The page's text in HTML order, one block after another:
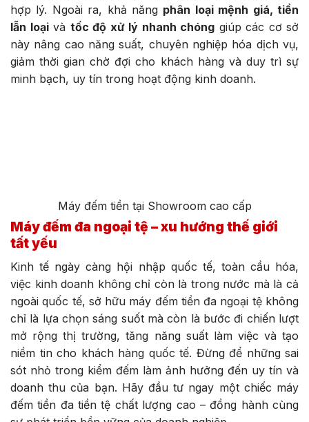
hợp lý. Ngoài ra, khả năng phân loại mệnh giá, tiền
lẫn loạivà tốc độ xử lý nhanh chóng giúp các cơ sở
này nâng cao năng suất, chuyên nghiệp hóa dịch vụ,
giảm thời gian chờ đợi cho khách hàng và duy trì sự
minh bạch, uy tín trong hoạt động kinh doanh.
Máy đếm tiền tại Showroom cao cấp
Máy đếm đa ngoại tệ – xu hướng thế giới
tất yếu
Kinh tế ngày càng hội nhập quốc tế, toàn cầu hóa,
việc kinh doanh không chỉ còn là trong nước mà là cả
ngoài quốc tế, sở hữu máy đếm tiền đa ngoại tệ không
chỉ là lựa chọn sáng suốt mà còn là bước đi chiến lượt
mở rộng thị trường, tăng năng suất làm việc và tạo
niềm tin cho khách hàng quốc tế. Đừng để những sai
sót nhỏ trong kiểm đếm làm ảnh hưởng đến uy tín và
doanh thu của bạn. Hãy đầu tư ngay một chiếc máy
đếm tiền đa tiền tệ chất lượng cao – đồng hành cùng